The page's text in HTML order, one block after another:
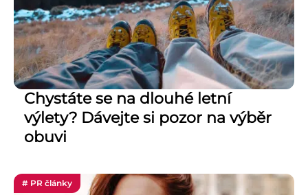
Chystáte se na dlouhé letní
výlety? Dávejte si pozor na výběr
obuvi
# PR články